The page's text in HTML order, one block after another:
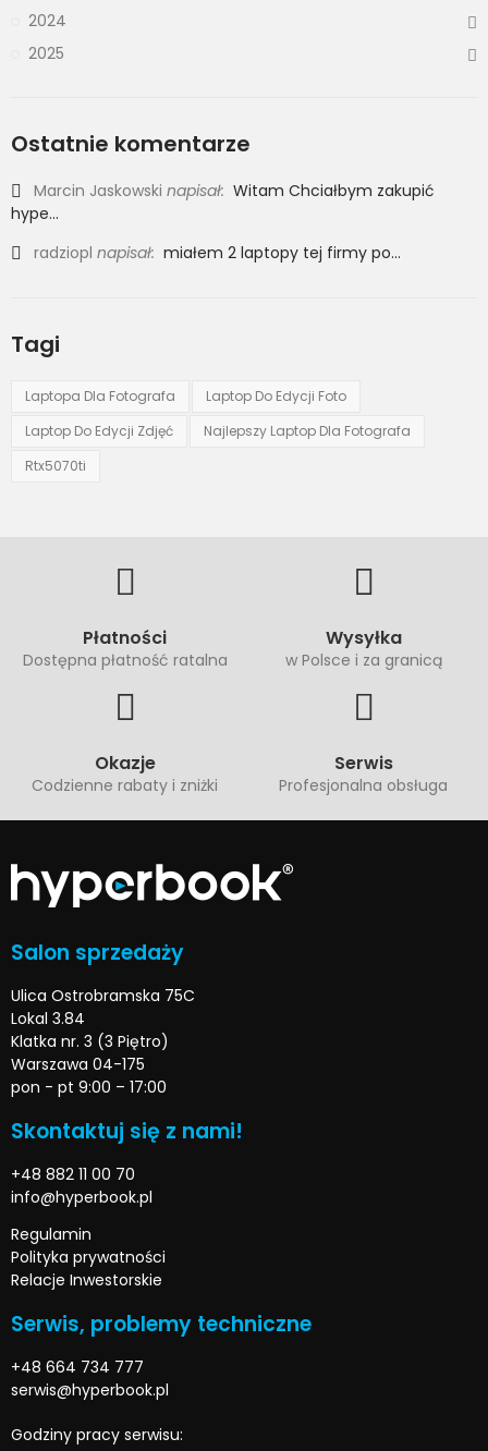
2024
2025
Ostatnie komentarze
Marcin Jaskowski napisał: Witam Chciałbym zakupić
hype...
radziopl napisał: miałem 2 laptopy tej firmy po...
Tagi
Laptopa Dla Fotografa
Laptop Do Edycji Foto
Laptop Do Edycji Zdjęć
Najlepszy Laptop Dla Fotografa
Rtx5070ti
Płatności
Dostępna płatność ratalna
Wysyłka
w Polsce i za granicą
Okazje
Codzienne rabaty i zniżki
Serwis
Profesjonalna obsługa
Salon sprzedaży
Ulica Ostrobramska 75C
Lokal 3.84
Klatka nr. 3 (3 Piętro)
Warszawa 04-175
pon - pt 9:00 – 17:00
Skontaktuj się z nami!
+48 882 11 00 70
info@hyperbook.pl
Regulamin
Polityka prywatności
Relacje Inwestorskie
Serwis, problemy techniczne
+48 664 734 777
serwis@hyperbook.pl
Godziny pracy serwisu: